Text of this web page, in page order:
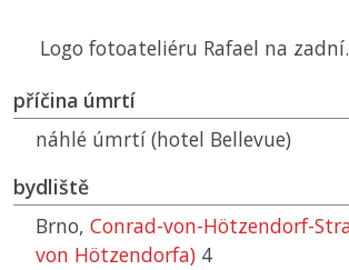
Logo fotoateliéru Rafael na
příčina úmrtí
náhlé úmrtí (hotel Bellevue)
bydliště
Brno, Conrad-von-Hötzendorf-
von Hötzendorfa) 4